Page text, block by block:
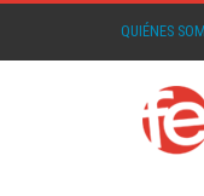
QUIÉNES